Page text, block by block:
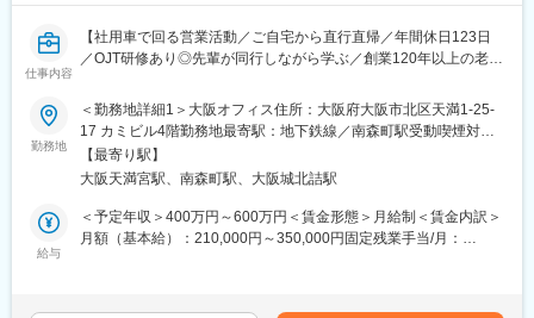
■採用背景
新規ローンチ製品を控えていることによる、体制強化のための増
■当社について：
外資系大手製薬MSD株式会社100％子会社で、動物用医薬品など
の研究、開発、製造及び販売を行っています。牛、豚、鶏、水産
そしてコンパニオンアニマル（犬猫などのペット）と様々な動物
提供しています。
仕事内容
【社用車で回る営業活動／ご自宅から直行直帰／年間休日123日
／OJT研修あり◎先輩が同行しながら学ぶ／創業120年以上の老舗
■業務内容：
医薬品卸やドラッグストア本部に対し、OTC医薬品の新商品提案
や販売促進施策の企画・提案営業をお任せします。
営業先は既存取引先が主となりますが、新規先開拓も積極的に行
います。
勤務地
＜勤務地詳細1＞大阪オフィス住所：大阪府大阪市北区天満1-25-
17 カミビル4階勤務地最寄駅：地下鉄線／南森町駅受動喫煙対
策：敷地内全面禁煙＜勤務地詳細2＞全国住所：自宅から直行直帰
です 受動喫煙対策：屋内全面禁煙変更の範囲：無
【最寄り駅】
大阪天満宮駅、南森町駅、大阪城北詰駅
給与
＜予定年収＞400万円～600万円＜賃金形態＞月給制＜賃金内訳＞
月額（基本給）：210,000円～350,000円固定残業手当/月：